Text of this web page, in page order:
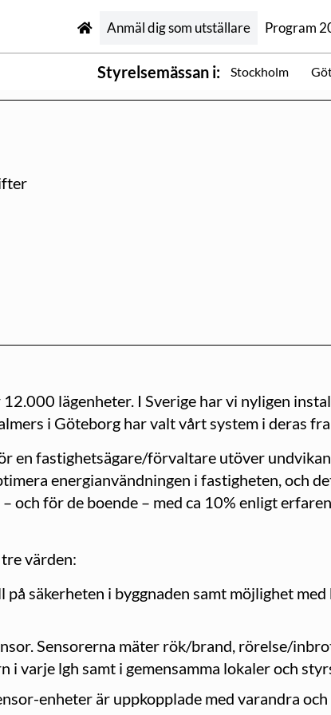
Anmäl dig som utställare Program
Styrelsemässan i: Stockholm
lägenheter. I Sverige har vi nyligen
i Göteborg har valt vårt system i deras
en fastighetsägare/förvaltare utöver
energianvändningen i fastigheten, och
och för de boende – med ca 10% enligt
värden:
säkerheten i byggnaden samt möjlighet
Sensorerna mäter rök/brand, rörelse/
varje lgh samt i gemensamma lokaler och
enheter är uppkopplade med varandra